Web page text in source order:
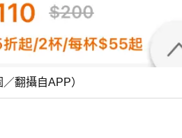
翻攝自APP）